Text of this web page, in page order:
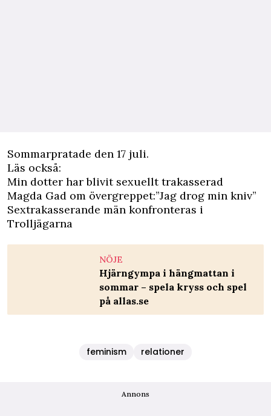
Sommarpratade den 17 juli.
Läs också:
Min dotter har blivit sexuellt trakasserad
Magda Gad om övergreppet:”Jag drog min kniv”
Sextrakasserande män konfronteras i
Trolljägarna
NÖJE
Hjärngympa i hängmattan i
sommar – spela kryss och spel
på allas.se
feminism relationer
Annons